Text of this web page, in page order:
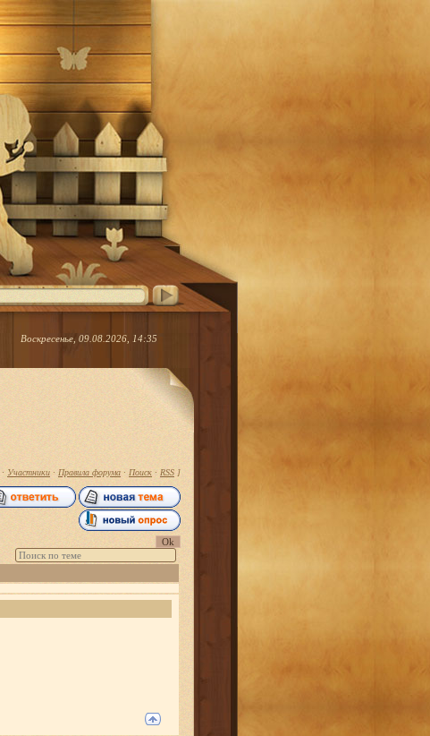
Воскресенье, 09.08.2026, 14:35
· Участники · Правила форума · Поиск · RSS ]